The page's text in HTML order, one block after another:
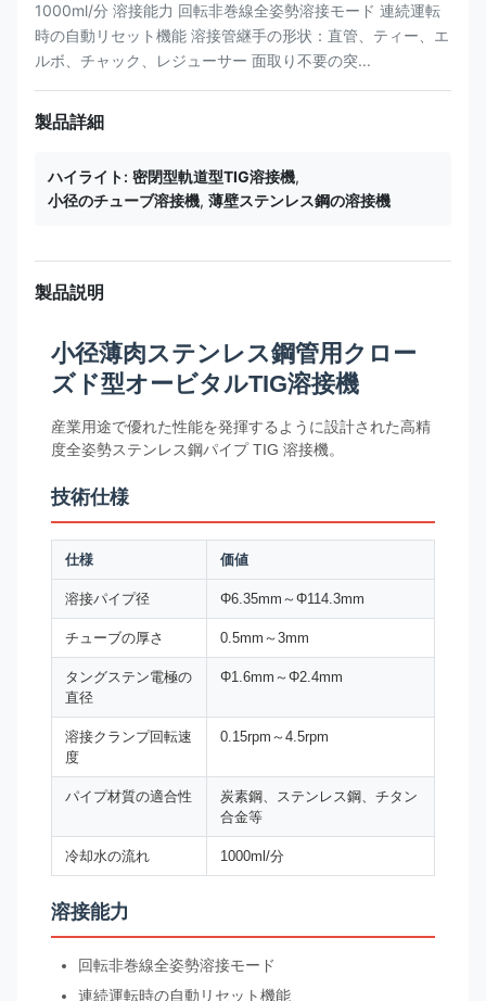
1000ml/分 溶接能力 回転非巻線全姿勢溶接モード 連続運転
時の自動リセット機能 溶接管継手の形状：直管、ティー、エ
ルボ、チャック、レジューサー 面取り不要の突...
製品詳細
ハイライト: 密閉型軌道型TIG溶接機,
小径のチューブ溶接機, 薄壁ステンレス鋼の溶接機
製品説明
小径薄肉ステンレス鋼管用クロー
ズド型オービタルTIG溶接機
産業用途で優れた性能を発揮するように設計された高精
度全姿勢ステンレス鋼パイプ TIG 溶接機。
技術仕様
仕様 価値
溶接パイプ径 Φ6.35mm～Φ114.3mm
チューブの厚さ 0.5mm～3mm
タングステン電極の
直径
Φ1.6mm～Φ2.4mm
溶接クランプ回転速
度
0.15rpm～4.5rpm
パイプ材質の適合性
炭素鋼、ステンレス鋼、チタン
合金等
冷却水の流れ 1000ml/分
溶接能力
回転非巻線全姿勢溶接モード
連続運転時の自動リセット機能